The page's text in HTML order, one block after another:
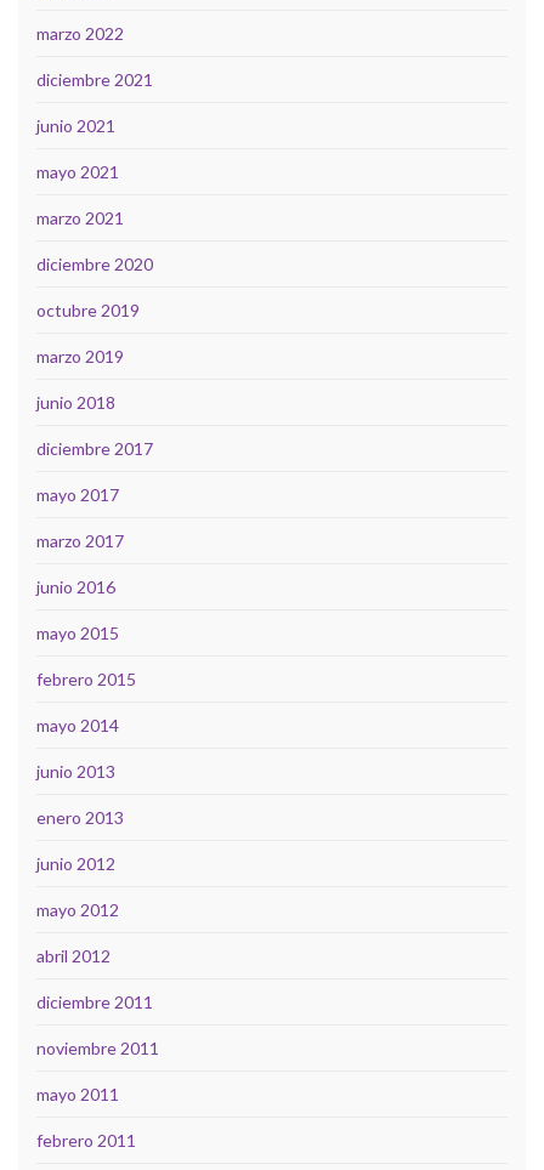
marzo 2022
diciembre 2021
junio 2021
mayo 2021
marzo 2021
diciembre 2020
octubre 2019
marzo 2019
junio 2018
diciembre 2017
mayo 2017
marzo 2017
junio 2016
mayo 2015
febrero 2015
mayo 2014
junio 2013
enero 2013
junio 2012
mayo 2012
abril 2012
diciembre 2011
noviembre 2011
mayo 2011
febrero 2011